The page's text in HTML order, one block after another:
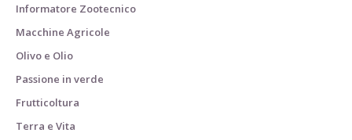
Informatore Zootecnico
Macchine Agricole
Olivo e Olio
Passione in verde
Frutticoltura
Terra e Vita